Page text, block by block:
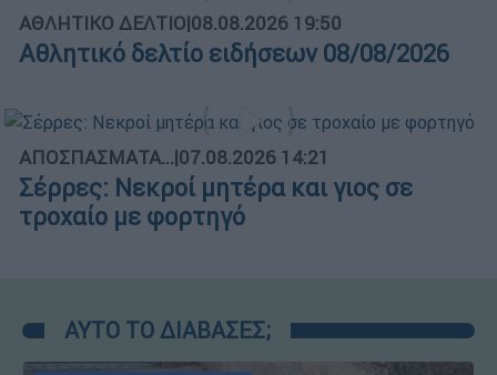
ΑΘΛΗΤΙΚΟ ΔΕΛΤΙΟ|08.08.2026 19:50
Αθλητικό δελτίο ειδήσεων 08/08/2026
ΑΠΟΣΠΑΣΜΑΤΑ...|07.08.2026 14:21
Σέρρες: Νεκροί μητέρα και γιος σε
τροχαίο με φορτηγό
ΑΥΤΟ ΤΟ ΔΙΑΒΑΣΕΣ;